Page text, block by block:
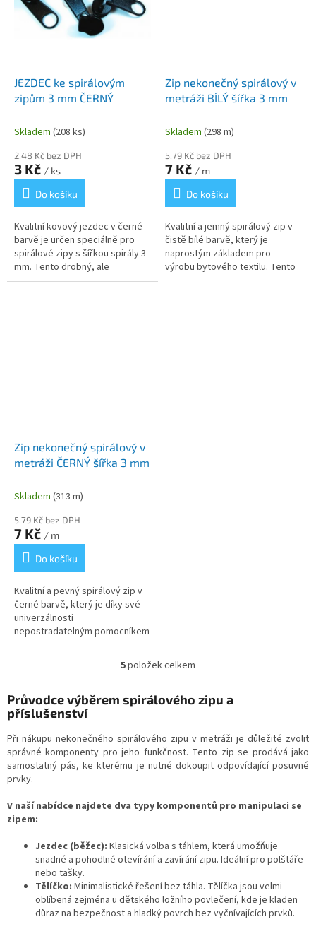
JEZDEC ke spirálovým
zipům 3 mm ČERNÝ
Skladem (208 ks)
2,48 Kč bez DPH
3 Kč / ks
Do košíku
Kvalitní kovový jezdec v černé
barvě je určen speciálně pro
spirálové zipy s šířkou spirály 3
mm. Tento drobný, ale
nepostradatelný kousek
Zip nekonečný spirálový v
metráži BÍLÝ šířka 3 mm
Skladem (298 m)
5,79 Kč bez DPH
7 Kč / m
Do košíku
Kvalitní a jemný spirálový zip v
čistě bílé barvě, který je
naprostým základem pro
výrobu bytového textilu. Tento
Zip nekonečný spirálový v
metráži ČERNÝ šířka 3 mm
Skladem (313 m)
5,79 Kč bez DPH
7 Kč / m
Do košíku
Kvalitní a pevný spirálový zip v
černé barvě, který je díky své
univerzálnosti
nepostradatelným pomocníkem
nekonečný pás vyniká vysokou
O
l
a
c
í
v
v
ý
i
s
u
5položek celkem
Průvodce výběrem spirálového zipu a
příslušenství
Při nákupu nekonečného spirálového zipu v metráži je důležité zvolit
správné komponenty pro jeho funkčnost. Tento zip se prodává jako
samostatný pás, ke kterému je nutné dokoupit odpovídající posuvné
prvky.
V naší nabídce najdete dva typy komponentů pro manipulaci se
zipem:
Jezdec (běžec): Klasická volba s táhlem, která umožňuje
snadné a pohodlné otevírání a zavírání zipu. Ideální pro polštáře
nebo tašky.
Tělíčko: Minimalistické řešení bez táhla. Tělíčka jsou velmi
oblíbená zejména u dětského ložního povlečení, kde je kladen
důraz na bezpečnost a hladký povrch bez vyčnívajících prvků.